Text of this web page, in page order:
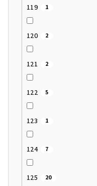
119 1
120 2
121 2
122 5
123 1
124 7
125 20